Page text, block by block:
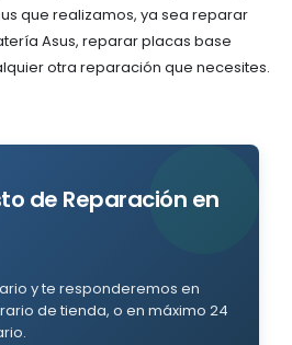
que realizamos, ya sea reparar
Asus, reparar placas base
otra reparación que necesites.
de Reparación en
y te responderemos en
de tienda, o en máximo 24